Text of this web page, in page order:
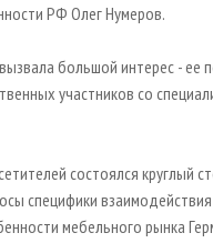
РФ Олег Нумеров.
большой интерес - ее
участников со
состоялся круглый
специфики
мебельного рынка